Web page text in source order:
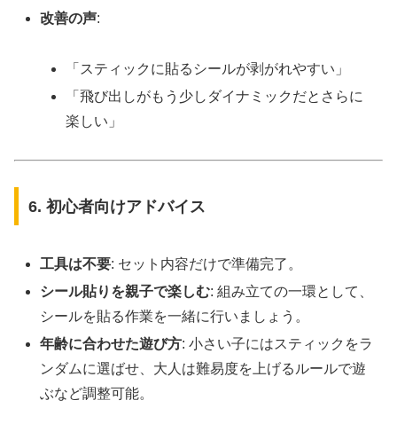
改善の声:
「スティックに貼るシールが剥がれやすい」
「飛び出しがもう少しダイナミックだとさらに
楽しい」
6. 初心者向けアドバイス
工具は不要: セット内容だけで準備完了。
シール貼りを親子で楽しむ: 組み立ての一環として、
シールを貼る作業を一緒に行いましょう。
年齢に合わせた遊び方: 小さい子にはスティックをラ
ンダムに選ばせ、大人は難易度を上げるルールで遊
ぶなど調整可能。